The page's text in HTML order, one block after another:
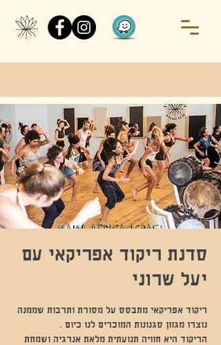
סדנת ריקוד אפריקאי עם
יעל שרוני
ריקוד אפריקאי מתבסס על מסורת ותרבות שממנה
הריקוד היא חוויה תנועתית מלאת אנרגיה ושמחת